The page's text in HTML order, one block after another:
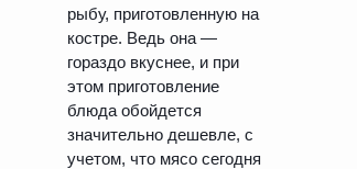
рыбу, приготовленную на
костре. Ведь она —
гораздо вкуснее, и при
этом приготовление
блюда обойдется
значительно дешевле, с
учетом, что мясо сегодня